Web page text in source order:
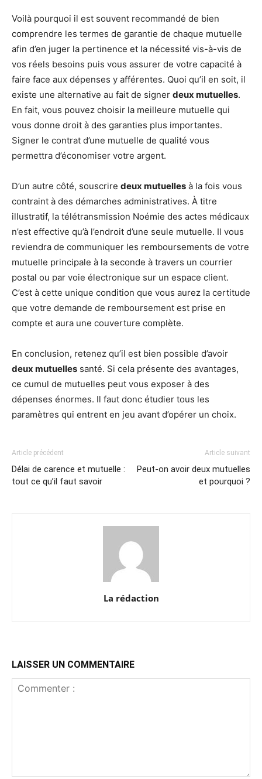
Voilà pourquoi il est souvent recommandé de bien
comprendre les termes de garantie de chaque mutuelle
afin d’en juger la pertinence et la nécessité vis-à-vis de
vos réels besoins puis vous assurer de votre capacité à
faire face aux dépenses y afférentes. Quoi qu’il en soit, il
existe une alternative au fait de signer deux mutuelles.
En fait, vous pouvez choisir la meilleure mutuelle qui
vous donne droit à des garanties plus importantes.
Signer le contrat d’une mutuelle de qualité vous
permettra d’économiser votre argent.
D’un autre côté, souscrire deux mutuelles à la fois vous
contraint à des démarches administratives. À titre
illustratif, la télétransmission Noémie des actes médicaux
n’est effective qu’à l’endroit d’une seule mutuelle. Il vous
reviendra de communiquer les remboursements de votre
mutuelle principale à la seconde à travers un courrier
postal ou par voie électronique sur un espace client.
C’est à cette unique condition que vous aurez la certitude
que votre demande de remboursement est prise en
compte et aura une couverture complète.
En conclusion, retenez qu’il est bien possible d’avoir
deux mutuelles santé. Si cela présente des avantages,
ce cumul de mutuelles peut vous exposer à des
dépenses énormes. Il faut donc étudier tous les
paramètres qui entrent en jeu avant d’opérer un choix.
Article précédent
Délai de carence et mutuelle :
tout ce qu’il faut savoir
Article suivant
Peut-on avoir deux mutuelles
et pourquoi ?
La rédaction
LAISSER UN COMMENTAIRE